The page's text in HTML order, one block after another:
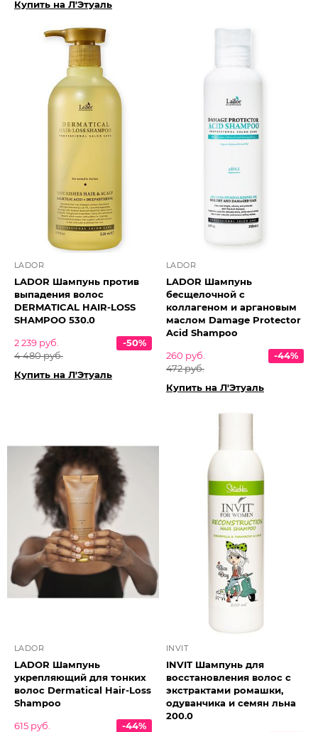
Купить на Л'Этуаль
LADOR
LADOR Шампунь против
выпадения волос
DERMATICAL HAIR-LOSS
SHAMPOO 530.0
2 239 руб.
4 480 руб.
-50%
Купить на Л'Этуаль
LADOR
LADOR Шампунь
бесщелочной с
коллагеном и аргановым
маслом Damage Protector
Acid Shampoo
260 руб.
472 руб.
-44%
Купить на Л'Этуаль
LADOR
LADOR Шампунь
укрепляющий для тонких
волос Dermatical Hair-Loss
Shampoo
615 руб.
-44%
INVIT
INVIT Шампунь для
восстановления волос с
экстрактами ромашки,
одуванчика и семян льна
200.0